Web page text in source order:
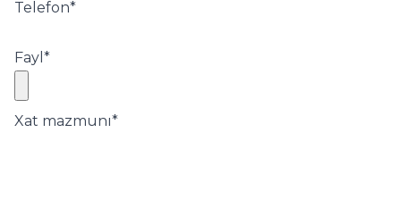
Telefon*
Fayl *
Xat mazmunı*